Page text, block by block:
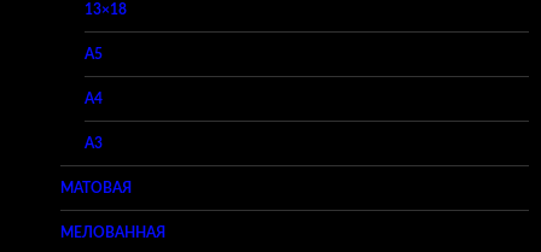
13×18
A5
A4
A3
МАТОВАЯ
МЕЛОВАННАЯ